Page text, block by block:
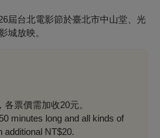
屆台北電影節於臺北市中山堂、光
城放映。
票價需加收20元。
minutes long and all kinds of
additional NT$20.